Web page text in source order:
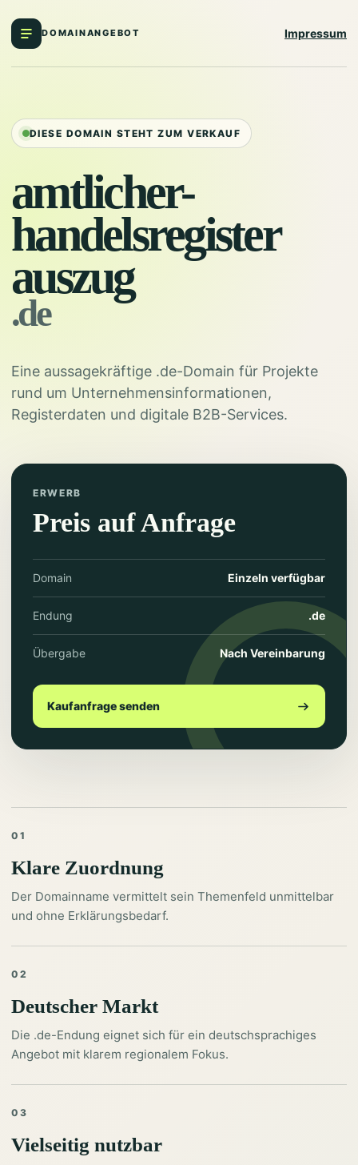
DOMAINANGEBOT Impressum
DIESE DOMAIN STEHT ZUM VERKAUF
amtlicher-
handelsregister
auszug
.de
Eine aussagekräftige .de-Domain für Projekte
rund um Unternehmensinformationen,
Registerdaten und digitale B2B-Services.
ERWERB
Preis auf Anfrage
Domain Einzeln verfügbar
Endung .de
Übergabe Nach Vereinbarung
Kaufanfrage senden
01
Klare Zuordnung
Der Domainname vermittelt sein Themenfeld unmittelbar
und ohne Erklärungsbedarf.
02
Deutscher Markt
Die .de-Endung eignet sich für ein deutschsprachiges
Angebot mit klarem regionalem Fokus.
03
Vielseitig nutzbar